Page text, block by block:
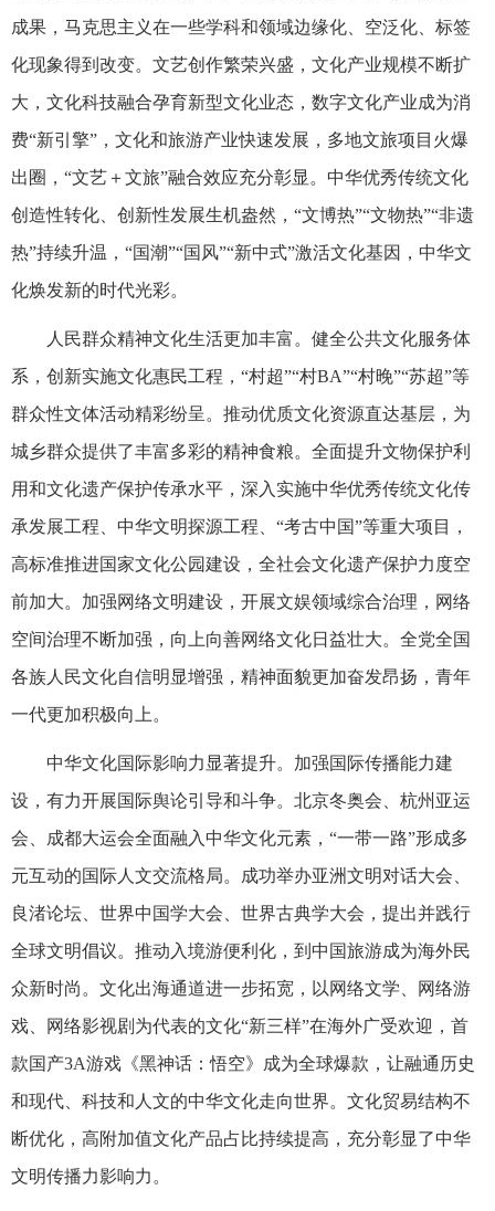
成果，马克思主义在一些学科和领域边缘化、空泛化、标签
化现象得到改变。文艺创作繁荣兴盛，文化产业规模不断扩
大，文化科技融合孕育新型文化业态，数字文化产业成为消
费“新引擎”，文化和旅游产业快速发展，多地文旅项目火爆
出圈，“文艺＋文旅”融合效应充分彰显。中华优秀传统文化
创造性转化、创新性发展生机盎然，“文博热”“文物热”“非遗
热”持续升温，“国潮”“国风”“新中式”激活文化基因，中华文
化焕发新的时代光彩。
人民群众精神文化生活更加丰富。健全公共文化服务体
系，创新实施文化惠民工程，“村超”“村BA”“村晚”“苏超”等
群众性文体活动精彩纷呈。推动优质文化资源直达基层，为
城乡群众提供了丰富多彩的精神食粮。全面提升文物保护利
用和文化遗产保护传承水平，深入实施中华优秀传统文化传
承发展工程、中华文明探源工程、“考古中国”等重大项目，
高标准推进国家文化公园建设，全社会文化遗产保护力度空
前加大。加强网络文明建设，开展文娱领域综合治理，网络
空间治理不断加强，向上向善网络文化日益壮大。全党全国
各族人民文化自信明显增强，精神面貌更加奋发昂扬，青年
一代更加积极向上。
中华文化国际影响力显著提升。加强国际传播能力建
设，有力开展国际舆论引导和斗争。北京冬奥会、杭州亚运
会、成都大运会全面融入中华文化元素，“一带一路”形成多
元互动的国际人文交流格局。成功举办亚洲文明对话大会、
良渚论坛、世界中国学大会、世界古典学大会，提出并践行
全球文明倡议。推动入境游便利化，到中国旅游成为海外民
众新时尚。文化出海通道进一步拓宽，以网络文学、网络游
戏、网络影视剧为代表的文化“新三样”在海外广受欢迎，首
款国产3A游戏《黑神话：悟空》成为全球爆款，让融通历史
和现代、科技和人文的中华文化走向世界。文化贸易结构不
断优化，高附加值文化产品占比持续提高，充分彰显了中华
文明传播力影响力。